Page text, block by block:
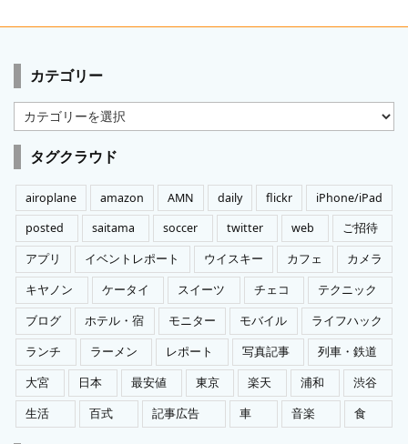
カテゴリー
カ
テ
ゴ
リ
ー
タグクラウド
airoplane amazon AMN daily flickr
iPhone/iPad
posted
saitama soccer twitter web
ご招待
アプリ
イベントレポート ウイスキー カフェ
カメラ
キヤノン
ケータイ スイーツ チェコ
テクニック
ブログ
ホテル・宿 モニター モバイル
ライフハック
ランチ
ラーメン レポート 写真記事
列車・鉄道
大宮
日本 最安値 東京 楽天 浦和
渋谷
生活
百式 記事広告 車 音楽 食